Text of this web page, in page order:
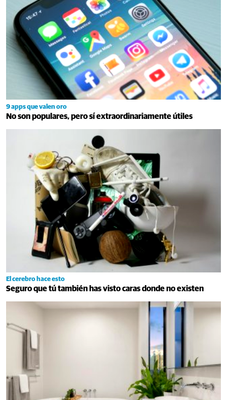
9 apps que valen oro
No son populares, pero sí extraordinariamente útiles
El cerebro hace esto
Seguro que tú también has visto caras donde no existen